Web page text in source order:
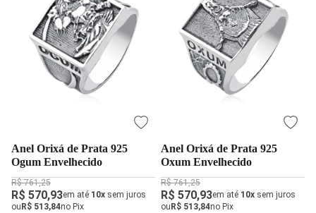
Anel Orixá de Prata 925
Ogum Envelhecido
R$ 761,25
R$ 570,93em até 10x sem juros
ouR$ 513,84no Pix
Anel Orixá de Prata 925
Oxum Envelhecido
R$ 761,25
R$ 570,93em até 10x sem juros
ouR$ 513,84no Pix